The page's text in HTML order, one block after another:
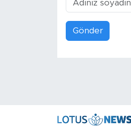
Gönder